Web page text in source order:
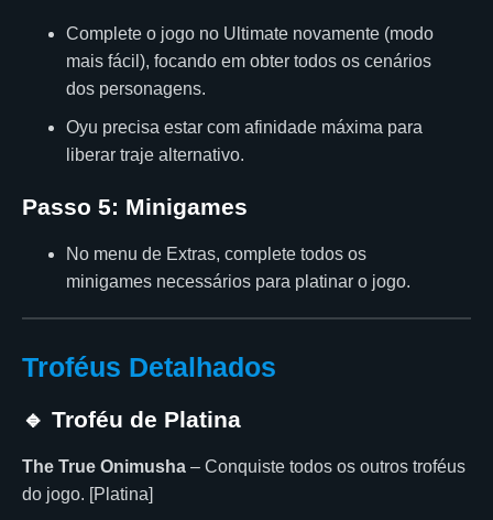
Complete o jogo no Ultimate novamente (modo
mais fácil), focando em obter todos os cenários
dos personagens.
Oyu precisa estar com afinidade máxima para
liberar traje alternativo.
Passo 5: Minigames
No menu de Extras, complete todos os
minigames necessários para platinar o jogo.
Troféus Detalhados
🔹 Troféu de Platina
The True Onimusha – Conquiste todos os outros troféus
do jogo. [Platina]